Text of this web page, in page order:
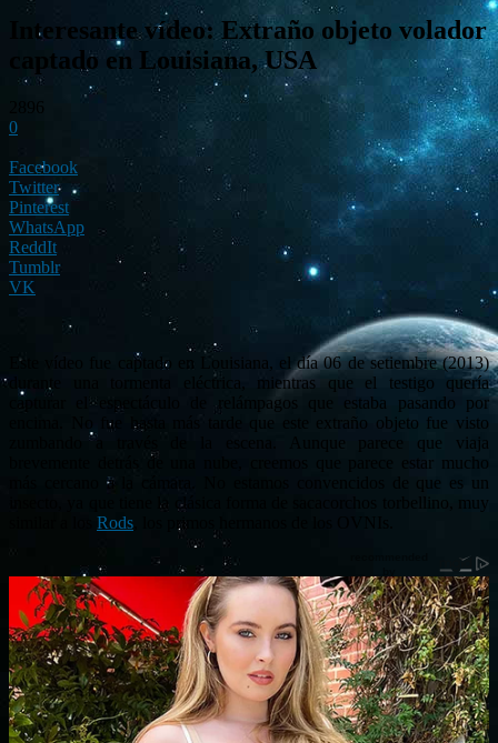
Interesante vídeo: Extraño objeto volador
captado en Louisiana, USA
0
Facebook
Twitter
Pinterest
WhatsApp
ReddIt
Tumblr
VK
Este vídeo fue captado en Louisiana, el día 06 de setiembre (2013)
durante una tormenta eléctrica, mientras que el testigo quería
capturar el espectáculo de relámpagos que estaba pasando por
encima. No fue hasta más tarde que este extraño objeto fue visto
zumbando a través de la escena. Aunque parece que viaja
brevemente detrás de una nube, creemos que parece estar mucho
más cercano a la cámara. No estamos convencidos de que es un
insecto, ya que tiene la clásica forma de sacacorchos torbellino, muy
Rods , los primos hermanos de los OVNIs.